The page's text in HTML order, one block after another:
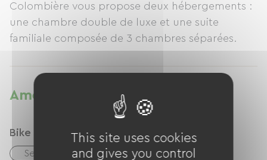
Colombière vous propose deux hébergements :
une chambre double de luxe et une suite
familiale composée de 3 chambres séparées.
Amenities
Bike reception services
Secure bike shelter
Repair kit
This site uses cookies
and gives you control